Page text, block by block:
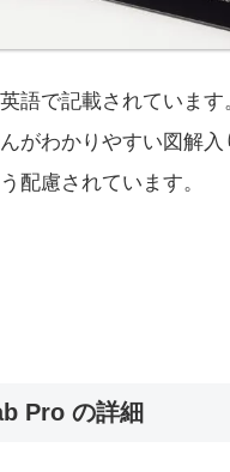
語で記載されています
がわかりやすい図解入
配慮されています。
Pro の詳細